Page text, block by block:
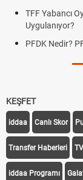
TFF Yabancı
Uygulanıyor?
PFDK Nedir? PFDK
KEŞFET
iddaa Canlı Skor
Transfer Haberleri